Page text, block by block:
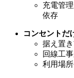
充電管
依存
コンセントだ
据え置
回線工
利用場